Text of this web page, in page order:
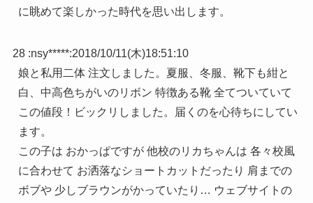
に眺めて楽しかった時代を思い出します。
28 :nsy*****:2018/10/11(木)18:51:10
娘と私用二体 注文しました。夏服、冬服、靴下も紺と
白、中高色ちがいのリボン 特徴ある靴 全てついていて
この値段！ビックリしました。届くのを心待ちにしてい
ます。
この子は おかっぱですが 他校のリカちゃんは 各々校風
に合わせて お洒落なショートカットだったり 肩までの
ボブや 少しブラウンがかっていたり… ウェブサイトの